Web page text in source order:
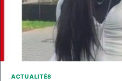
ACTUALITÉS